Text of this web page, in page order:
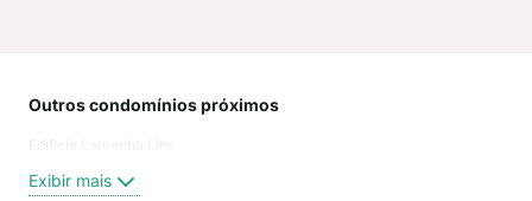
Outros condomínios próximos
Edificio Lamenha Lins
Exibir mais